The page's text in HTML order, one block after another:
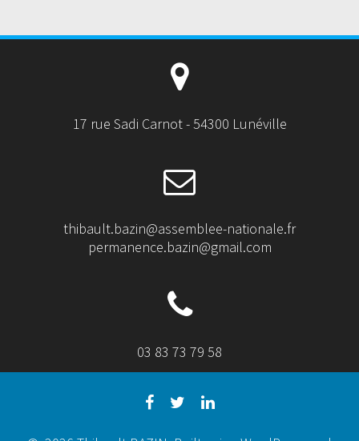
17 rue Sadi Carnot - 54300 Lunéville
thibault.bazin@assemblee-nationale.fr
permanence.bazin@gmail.com
03 83 73 79 58